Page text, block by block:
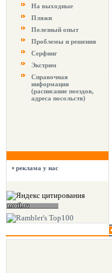
На выходные
Пляжи
Полезный опыт
Проблемы и решения
Серфинг
Экстрим
Справочная
информация
(расписание поездов,
адреса посольств)
реклама у нас